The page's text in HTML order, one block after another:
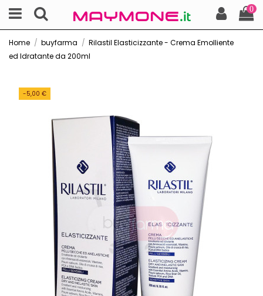
0
Home buyfarma
Rilastil Elasticizzante - Crema Emolliente
ed Idratante da 200ml
-5,00 €